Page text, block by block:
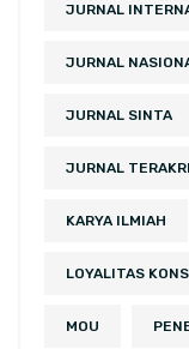
JURNAL
JURNAL
JURNAL SINTA
JURNAL
KARYA ILMIAH
LOYALITAS
MOU